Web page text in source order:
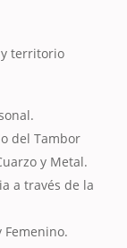
del Tambor
y Metal.
a través de la